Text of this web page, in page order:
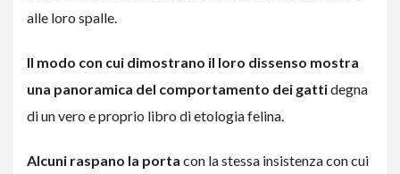
alle loro spalle.
Il modo con cui dimostrano il loro dissenso mostra
una panoramica del comportamento dei gattidegna
di un vero e proprio libro di etologia felina.
Alcuni raspano la porta con la stessa insistenza con cui